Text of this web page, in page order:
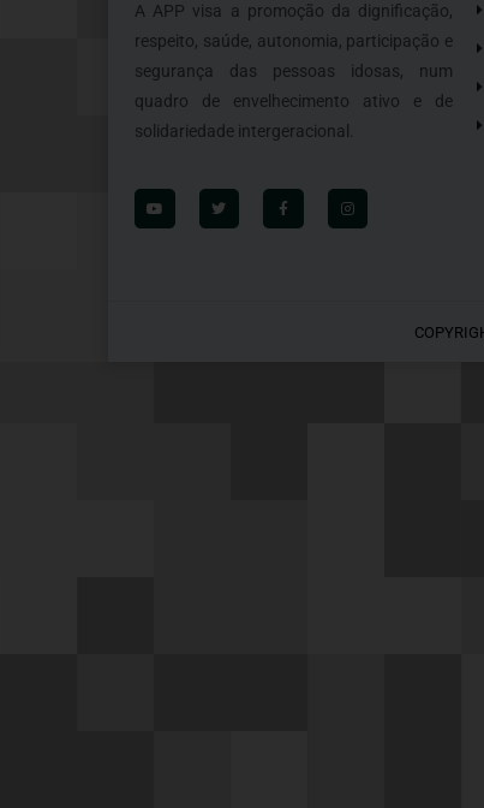
A APP visa a promoção da dignificação,
respeito, saúde, autonomia, participação e
segurança das pessoas idosas, num
quadro de envelhecimento ativo e de
solidariedade intergeracional.